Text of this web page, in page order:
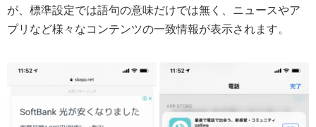
が、標準設定では語句の意味だけでは無く、ニュースやア
プリなど様々なコンテンツの一致情報が表示されます。